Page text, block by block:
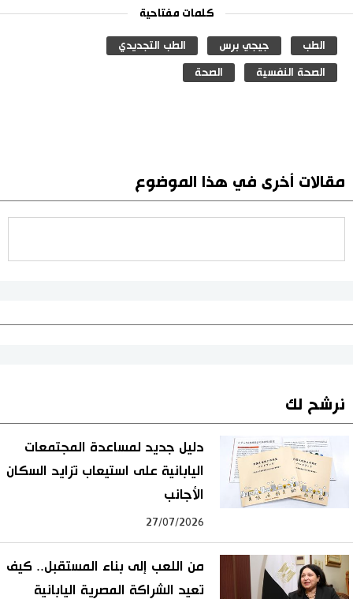
كلمات مفتاحية
الطب جيجي برس الطب التجديدي
الصحة النفسية الصحة
مقالات أخرى في هذا الموضوع
نرشح لك
دليل جديد لمساعدة المجتمعات
اليابانية على استيعاب تزايد السكان
الأجانب
27/07/2026
من اللعب إلى بناء المستقبل.. كيف
تعيد الشراكة المصرية اليابانية